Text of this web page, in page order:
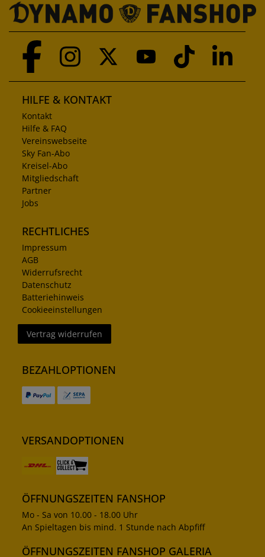
HILFE & KONTAKT
Kontakt
Hilfe & FAQ
Vereinswebseite
Sky Fan-Abo
Kreisel-Abo
Mitgliedschaft
Partner
Jobs
RECHTLICHES
Impressum
AGB
Widerrufsrecht
Datenschutz
Batteriehinweis
Cookieeinstellungen
Vertrag widerrufen
BEZAHLOPTIONEN
VERSANDOPTIONEN
ÖFFNUNGSZEITEN FANSHOP
Mo - Sa von 10.00 - 18.00 Uhr
An Spieltagen bis mind. 1 Stunde nach Abpfiff
ÖFFNUNGSZEITEN FANSHOP GALERIA